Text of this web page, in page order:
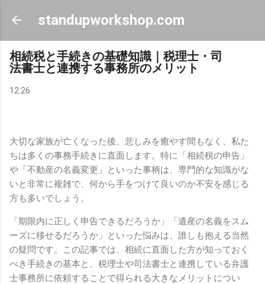
スキップしてメイン コンテンツに移動
standupworkshop.com
相続税と手続きの基礎知識｜税理士・司
法書士と連携する事務所のメリット
12:26
大切な家族が亡くなった後、 悲しみを癒やす間もなく、 私た
ちは多くの事務手続きに直面します。 特に「相続税の申告」
や「不動産の名義変更」といった事柄は、 専門的な知識がな
いと非常に複雑で、 何から手をつけて良いのか不安を感じる
方も多いでしょう。
「期限内に正しく申告できるだろうか」「遺産の名義をスム
ーズに移せるだろうか」といった悩みは、 誰しも抱える当然
の疑問です。
この記事では、 相続に直面した方が知っておく
べき手続きの基本と、 税理士や司法書士と連携している弁護
士事務所に依頼することで得られる大きなメリットについ